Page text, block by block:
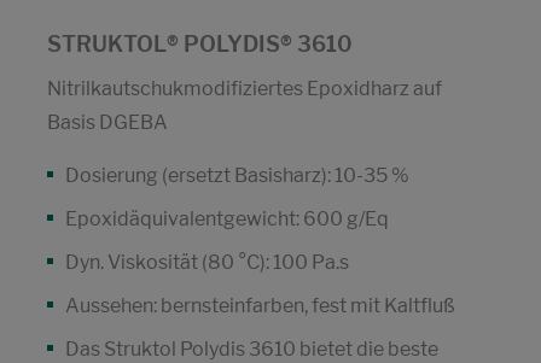
STRUKTOL® POLYDIS® 3610
Nitrilkautschukmodifiziertes Epoxidharz auf
Basis DGEBA
Dosierung (ersetzt Basisharz): 10-35 %
Epoxidäquivalentgewicht: 600 g/Eq
Dyn. Viskosität (80 °C): 100 Pa.s
Aussehen: bernsteinfarben, fest mit Kaltfluß
Das Struktol Polydis 3610 bietet die beste